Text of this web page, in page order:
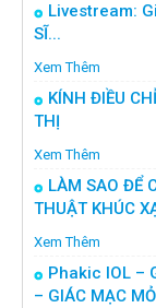
Livestream:
SĨ...
Xem Thêm
KÍNH ĐIỀU
THỊ
Xem Thêm
LÀM SAO ĐỂ
THUẬT KHÚC
Xem Thêm
Phakic IOL –
– GIÁC MẠC